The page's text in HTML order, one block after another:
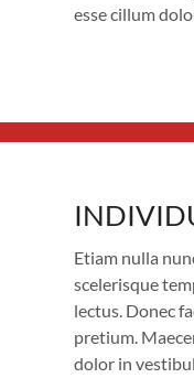
esse cillum
Etiam nulla
scelerisque
lectus. Donec
pretium.
dolor in